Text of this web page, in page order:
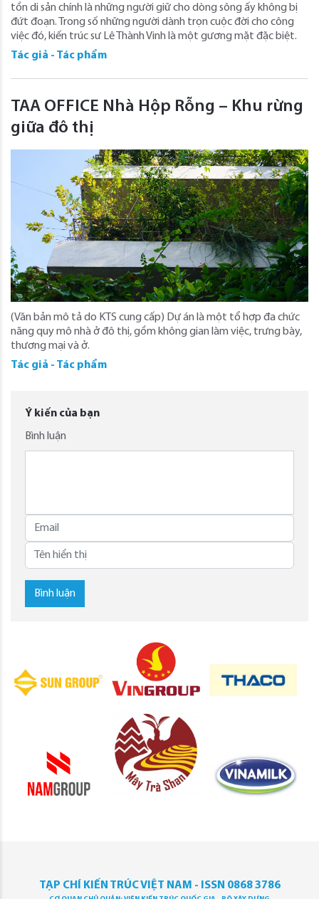
tồn di sản chính là những người giữ cho dòng sông ấy không bị
đứt đoạn. Trong số những người dành trọn cuộc đời cho công
việc đó, kiến trúc sư Lê Thành Vinh là một gương mặt đặc biệt.
Tác giả - Tác phẩm
TAA OFFICE Nhà Hộp Rỗng – Khu rừng
giữa đô thị
(Văn bản mô tả do KTS cung cấp) Dự án là một tổ hợp đa chức
năng quy mô nhà ở đô thị, gồm không gian làm việc, trưng bày,
thương mại và ở.
Tác giả - Tác phẩm
Ý kiến của bạn
Bình luận
Bình luận
TẠP CHÍ KIẾN TRÚC VIỆT NAM - ISSN 0868 3786